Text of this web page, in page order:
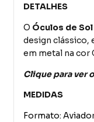
DETALHES
O Óculos de
design clássico,
em metal na cor
Clique para ver
MEDIDAS
Formato: